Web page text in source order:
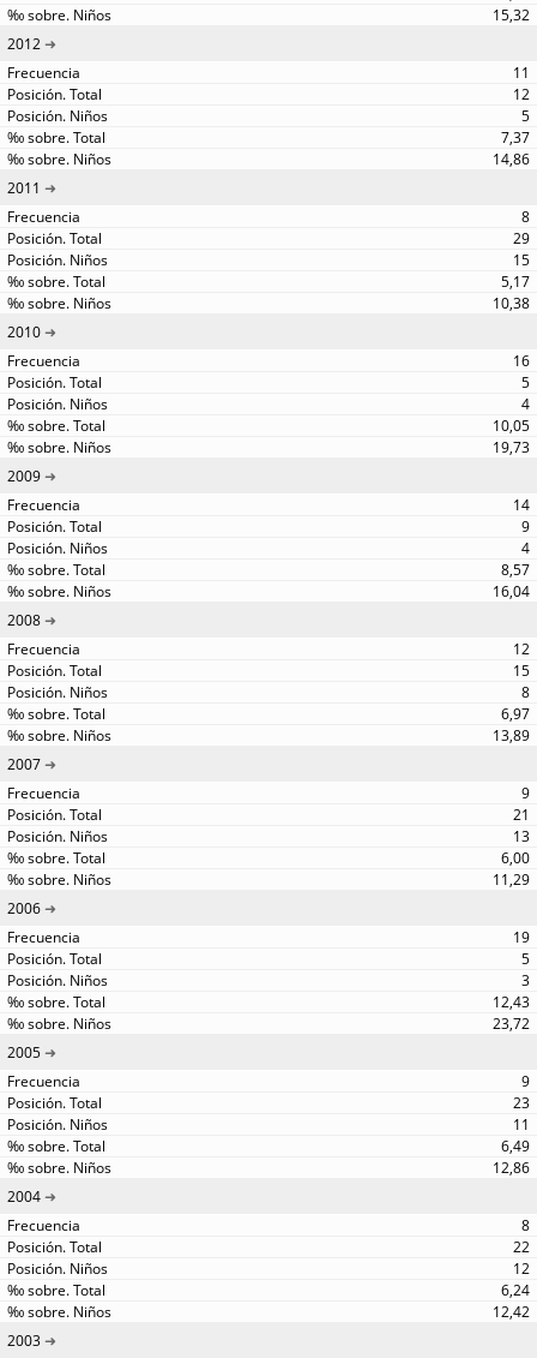
15,32
2012
11
12
5
7,37
14,86
2011
8
29
15
5,17
10,38
2010
16
5
4
10,05
19,73
2009
14
9
4
8,57
16,04
2008
12
15
8
6,97
13,89
2007
9
21
13
6,00
11,29
2006
19
5
3
12,43
23,72
2005
9
23
11
6,49
12,86
2004
8
22
12
6,24
12,42
2003